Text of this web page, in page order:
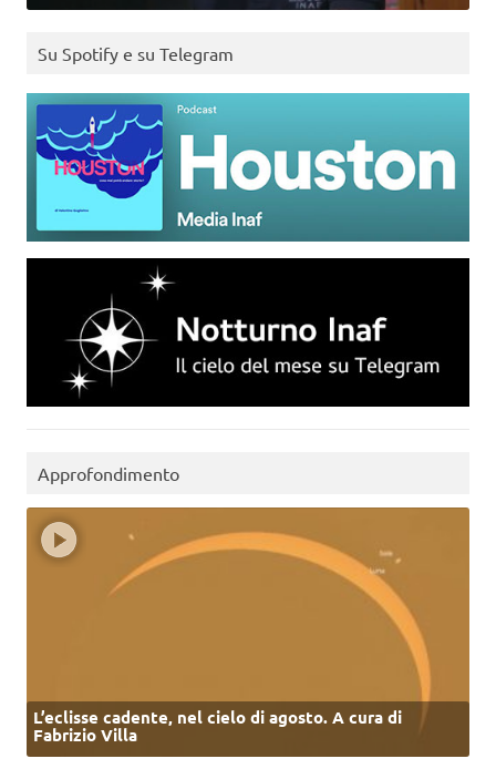
Su Spotify e su Telegram
Approfondimento
L’eclisse cadente, nel cielo di agosto. A cura di
Fabrizio Villa